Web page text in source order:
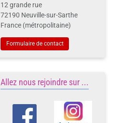
12 grande rue
72190 Neuville-sur-Sarthe
France (métropolitaine)
Formulaire de contact
Allez nous rejoindre sur ...